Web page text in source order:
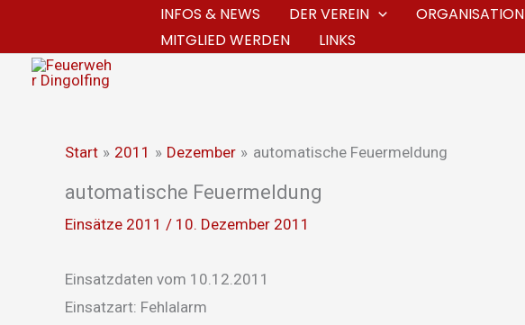
springen
INFOS & NEWS DER VEREIN ORGANISATION
MITGLIED WERDEN
LINKS
Start 2011 Dezember automatische Feuermeldung
automatische Feuermeldung
Einsätze 2011 / 10. Dezember 2011
Einsatzdaten vom 10.12.2011
Einsatzart: Fehlalarm